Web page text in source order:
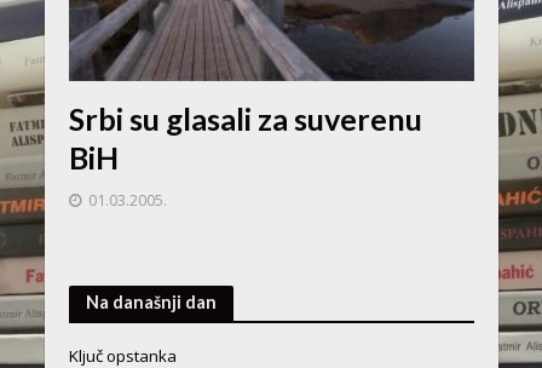
Srbi su glasali za suverenu
BiH
01.03.2005.
Na današnji dan
Ključ opstanka